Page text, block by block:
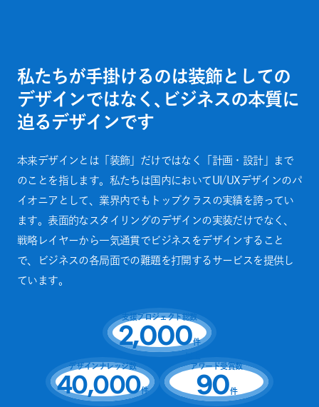
私たちが手掛けるのは装飾としての
デザインではなく、 ビジネスの本質に
迫るデザインです
本来デザインとは「装飾」だけではなく「計画・設計」まで
のことを指します。私たちは国内においてUI/UXデザインのパ
イオニアとして、業界内でもトップクラスの実績を誇ってい
ます。表面的なスタイリングのデザインの実装だけでなく、
戦略レイヤーから一気通貫でビジネスをデザインすること
で、ビジネスの各局面での難題を打開するサービスを提供し
ています。
支援プロジェクト総数
2,000件
デザインナレッジ数
40,000件
アワード受賞数
90件